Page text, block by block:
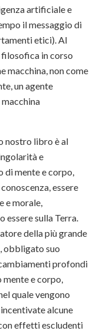
artificiale e
il messaggio di
etici). Al
in corso
macchina, non come
un agente
nostro libro è al
e
di mente e corpo,
essere
e morale,
essere sulla Terra.
della più grande
obbligato suo
profondi
e corpo,
quale vengono
alcune
effetti escludenti